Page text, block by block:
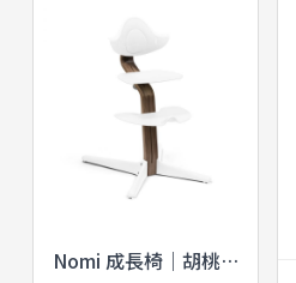
Nomi 成長椅｜胡桃